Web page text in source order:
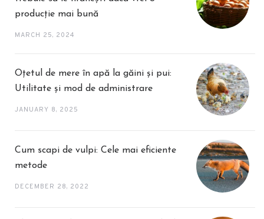
producție mai bună
MARCH 25, 2024
Oțetul de mere în apă la găini și pui:
Utilitate și mod de administrare
JANUARY 8, 2025
Cum scapi de vulpi: Cele mai eficiente
metode
DECEMBER 28, 2022